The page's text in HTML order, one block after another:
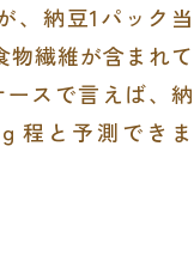
、納豆1パック当
物繊維が含まれて
スで言えば、納
程と予測できま